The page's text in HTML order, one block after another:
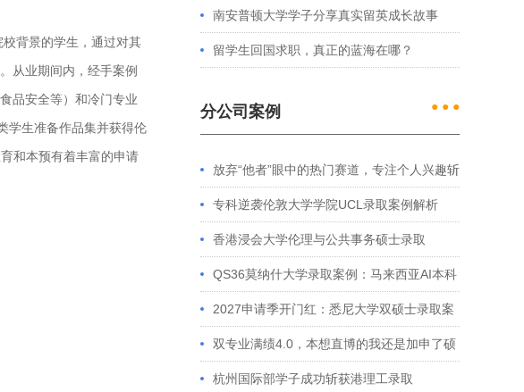
背景的学生，通过对其
从业期间内，经手案例
品安全等）和冷门专业
学生准备作品集并获得伦
和本预有着丰富的申请
智联猎头人才报告解读及留学启示
南安普顿大学学子分享真实留英成长故事
留学生回国求职，真正的蓝海在哪？
分公司案例 ● ● ●
放弃“他者”眼中的热门赛道，专注个人兴趣斩
获藤校offer｜成功跨专业申请经验分享
专科逆袭伦敦大学学院UCL录取案例解析
香港浸会大学伦理与公共事务硕士录取
QS36莫纳什大学录取案例：马来西亚AI本科
优势解析
2027申请季开门红：悉尼大学双硕士录取案
例解析
双专业满绩4.0，本想直博的我还是加申了硕
士 杭州国际部学子成功斩获港理工录取